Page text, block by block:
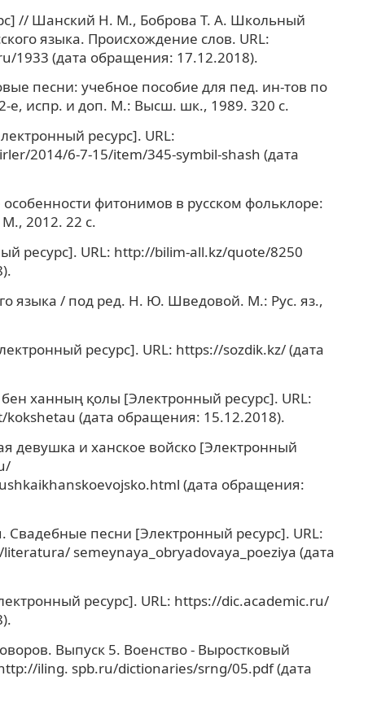
// Шанский Н. М., Боброва Т. А. Школьный
языка. Происхождение слов. URL:
1933 (дата обращения: 17.12.2018).
песни: учебное пособие для пед. ин-тов по
е, испр. и доп. М.: Высш. шк., 1989. 320 с.
ресурс]. URL:
2014/6-7-15/item/345-symbil-shash (дата
фитонимов в русском фольклоре:
2012. 22 с.
ресурс]. URL: http://bilim-all.kz/quote/8250
языка / под ред. Н. Ю. Шведовой. М.: Рус. яз.,
ресурс]. URL: https://sozdik.kz/ (дата
ханның қолы [Электронный ресурс]. URL:
(дата обращения: 15.12.2018).
девушка и ханское войско [Электронный
(дата обращения:
Свадебные песни [Электронный ресурс]. URL:
semeynaya_obryadovaya_poeziya (дата
ресурс]. URL: https://dic.academic.ru/
Выпуск 5. Военство - Выростковый
iling. spb.ru/dictionaries/srng/05.pdf (дата